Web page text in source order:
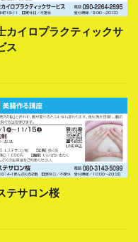
カイロプラクティックサ
ス
テサロン桜